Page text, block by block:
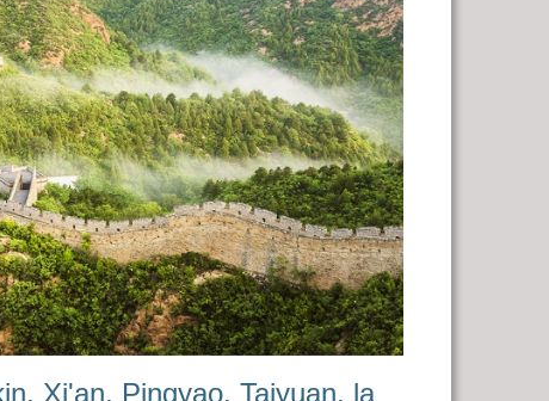
Xi'an, Pingyao, Taiyuan, la